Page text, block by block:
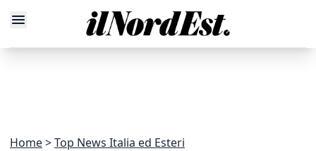
Home Top News Italia ed Esteri